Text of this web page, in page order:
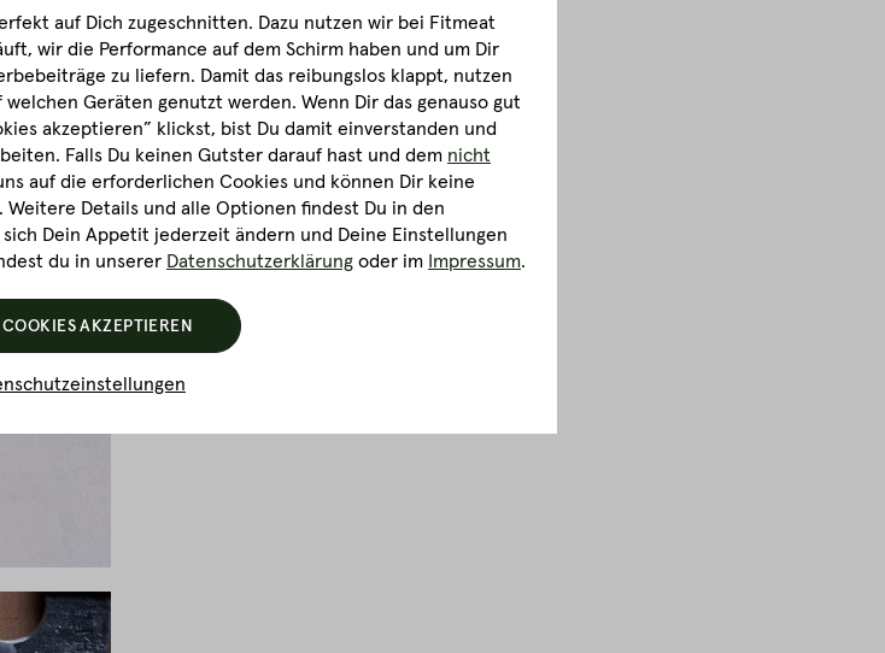
auf Dich zugeschnitten. Dazu nutzen wir bei Fitmeat
wir die Performance auf dem Schirm haben und um Dir
zu liefern. Damit das reibungslos klappt, nutzen
Geräten genutzt werden. Wenn Dir das genauso gut
akzeptieren” klickst, bist Du damit einverstanden und
Falls Du keinen Gutster darauf hast und dem nicht
auf die erforderlichen Cookies und können Dir keine
Details und alle Optionen findest Du in den
Dein Appetit jederzeit ändern und Deine Einstellungen
du in unserer Datenschutzerklärung oder im Impressum.
AKZEPTIEREN